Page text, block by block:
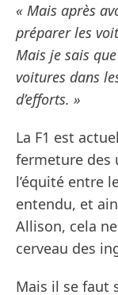
« Mais après
préparer les
Mais je sais
voitures dans
d’efforts. »
La F1 est
fermeture des
l’équité entre
entendu, et
Allison, cela
cerveau des
Mais il se faut